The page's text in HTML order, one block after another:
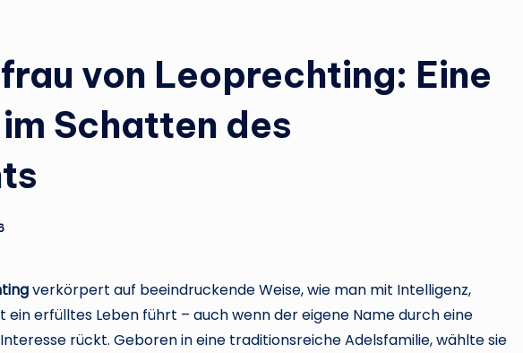
von Leoprechting: Eine
Schatten des
verkörpert auf beeindruckende Weise, wie man mit Intelligenz,
ein erfülltes Leben führt – auch wenn der eigene Name durch eine
rückt. Geboren in eine traditionsreiche Adelsfamilie, wählte sie